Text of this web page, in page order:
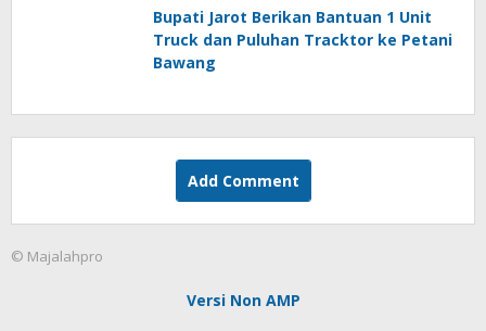
Bupati Jarot Berikan Bantuan 1 Unit
Truck dan Puluhan Tracktor ke Petani
Bawang
Add Comment
© Majalahpro
Versi Non AMP